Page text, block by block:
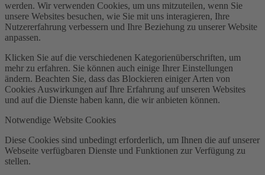
werden. Wir verwenden Cookies, um uns mitzuteilen, wenn Sie
unsere Websites besuchen, wie Sie mit uns interagieren, Ihre
Nutzererfahrung verbessern und Ihre Beziehung zu unserer Website
anpassen.
Klicken Sie auf die verschiedenen Kategorienüberschriften, um
mehr zu erfahren. Sie können auch einige Ihrer Einstellungen
ändern. Beachten Sie, dass das Blockieren einiger Arten von
Cookies Auswirkungen auf Ihre Erfahrung auf unseren Websites
und auf die Dienste haben kann, die wir anbieten können.
Notwendige Website Cookies
Diese Cookies sind unbedingt erforderlich, um Ihnen die auf unserer
Webseite verfügbaren Dienste und Funktionen zur Verfügung zu
stellen.